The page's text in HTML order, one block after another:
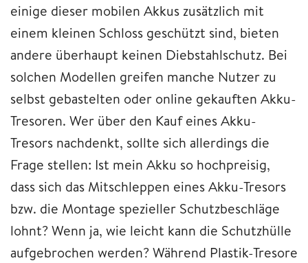
einige dieser mobilen Akkus zusätzlich mit
einem kleinen Schloss geschützt sind, bieten
andere überhaupt keinen Diebstahlschutz. Bei
solchen Modellen greifen manche Nutzer zu
selbst gebastelten oder online gekauften Akku-
Tresoren. Wer über den Kauf eines Akku-
Tresors nachdenkt, sollte sich allerdings die
Frage stellen: Ist mein Akku so hochpreisig,
dass sich das Mitschleppen eines Akku-Tresors
bzw. die Montage spezieller Schutzbeschläge
lohnt? Wenn ja, wie leicht kann die Schutzhülle
aufgebrochen werden? Während Plastik-Tresore